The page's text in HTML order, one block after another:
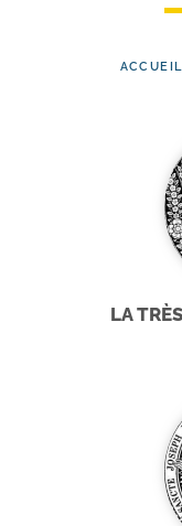
ACCUEIL
LA